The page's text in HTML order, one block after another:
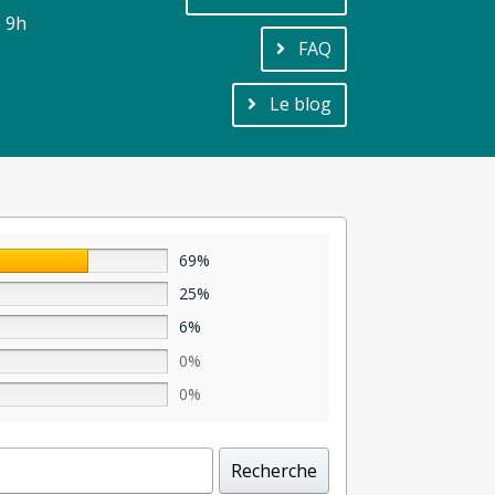
9h
FAQ
Le blog
69%
25%
6%
0%
0%
Recherche